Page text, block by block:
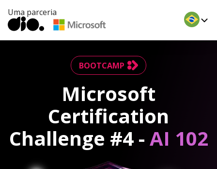
Uma parceria
BOOTCAMP
Microsoft
Certification
Challenge #4 - AI 102